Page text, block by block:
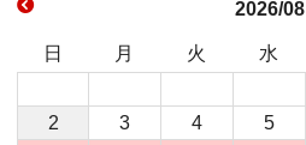
2026/08
日 月 火 水
2
3 4 5